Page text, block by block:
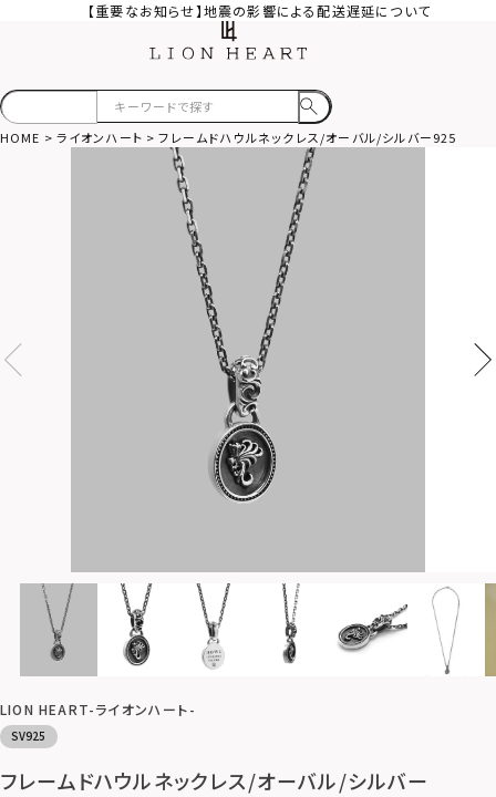
【重要なお知らせ】地震の影響による配送遅延について
HOME ライオンハート フレームドハウルネックレス/オーバル/シルバー925
LION HEART-ライオンハート-
SV925
フレームドハウルネックレス/オーバル/シルバー